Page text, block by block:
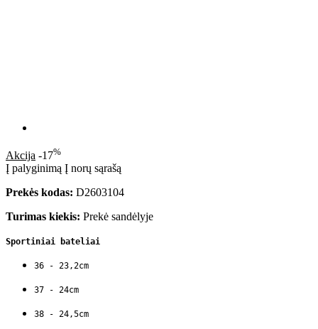
Akcija -17%
Į palyginimą Į norų sąrašą
Prekės kodas: D2603104
Turimas kiekis: Prekė sandėlyje
Sportiniai bateliai
36 - 23,2cm
37 - 24cm
38 - 24,5cm